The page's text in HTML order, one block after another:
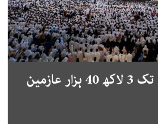
پاکستان سے 2030 تک 3 لاکھ 40 ہزار عازمین